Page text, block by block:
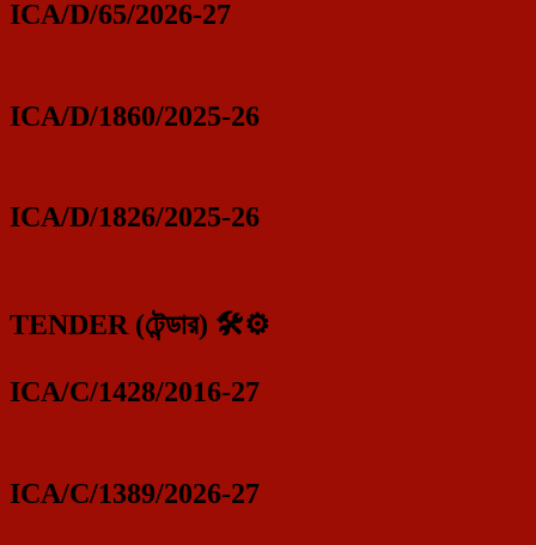
ICA/D/65/2026-27
ICA/D/1860/2025-26
ICA/D/1826/2025-26
TENDER (টেন্ডার) 🛠️⚙️
ICA/C/1428/2016-27
ICA/C/1389/2026-27